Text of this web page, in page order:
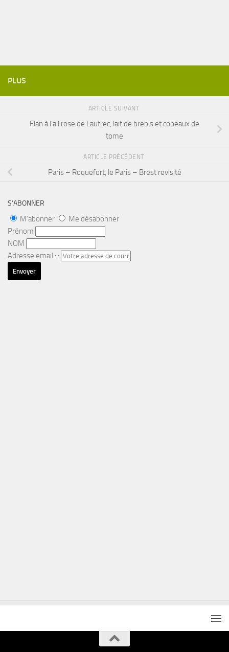
PLUS
ARTICLE SUIVANT
Flan à l’ail rose de Lautrec, lait de brebis et copeaux de
tome
ARTICLE PRÉCÉDENT
Paris – Roquefort, le Paris – Brest revisité
S’ABONNER
M'abonner
Me désabonner
Prénom
NOM
Adresse email : :